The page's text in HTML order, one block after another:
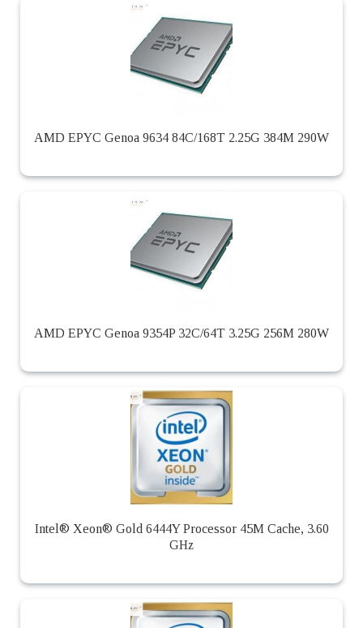
AMD EPYC Genoa 9634 84C/168T 2.25G 384M 290W
AMD EPYC Genoa 9354P 32C/64T 3.25G 256M 280W
Intel® Xeon® Gold 6444Y Processor 45M Cache, 3.60
GHz